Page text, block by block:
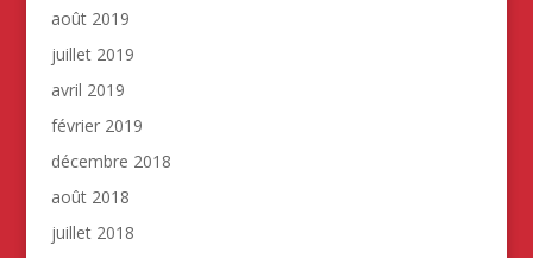
août 2019
juillet 2019
avril 2019
février 2019
décembre 2018
août 2018
juillet 2018